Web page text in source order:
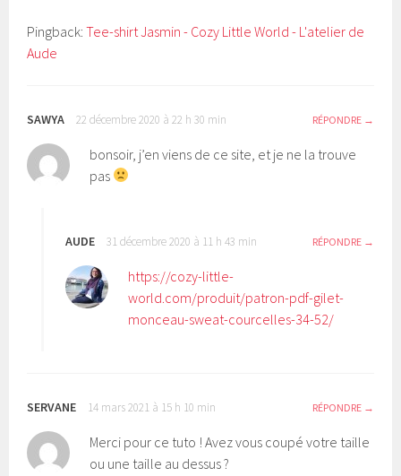
Pingback:Tee-shirt Jasmin - Cozy Little World - L'atelier de
Aude
SAWYA 22 décembre 2020 à 22 h 30 min RÉPONDRE
bonsoir, j’en viens de ce site, et je ne la trouve
pas
AUDE 31 décembre 2020 à 11 h 43 min RÉPONDRE
https://cozy-little-
world.com/produit/patron-pdf-gilet-
monceau-sweat-courcelles-34-52/
SERVANE 14 mars 2021 à 15 h 10 min RÉPONDRE
Merci pour ce tuto ! Avez vous coupé votre taille
ou une taille au dessus ?